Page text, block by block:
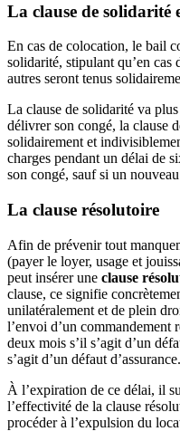
La clause de solidarité
En cas de colocation, le bail
solidarité, stipulant qu’en cas
autres seront tenus
La clause de solidarité va
délivrer son congé, la clause
solidairement et
charges pendant un délai de
son congé, sauf si un
La clause résolutoire
Afin de prévenir tout
(payer le loyer, usage et
peut insérer une clause
clause, ce signifie
unilatéralement et de plein
l’envoi d’un commandement
deux mois s’il s’agit d’un
s’agit d’un défaut d’assurance.
À l’expiration de ce délai, il
l’effectivité de la clause
procéder à l’expulsion du